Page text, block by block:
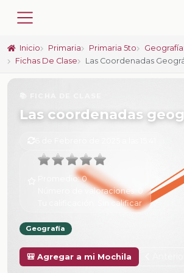
Inicio Primaria Primaria 5to Geografía
Fichas De Clase
Las Coordenadas
Las coordenadas
Promedio:0
Número de valoraciones:
0
Sin calificar
Geografía
🎒 Agregar a mi Mochila